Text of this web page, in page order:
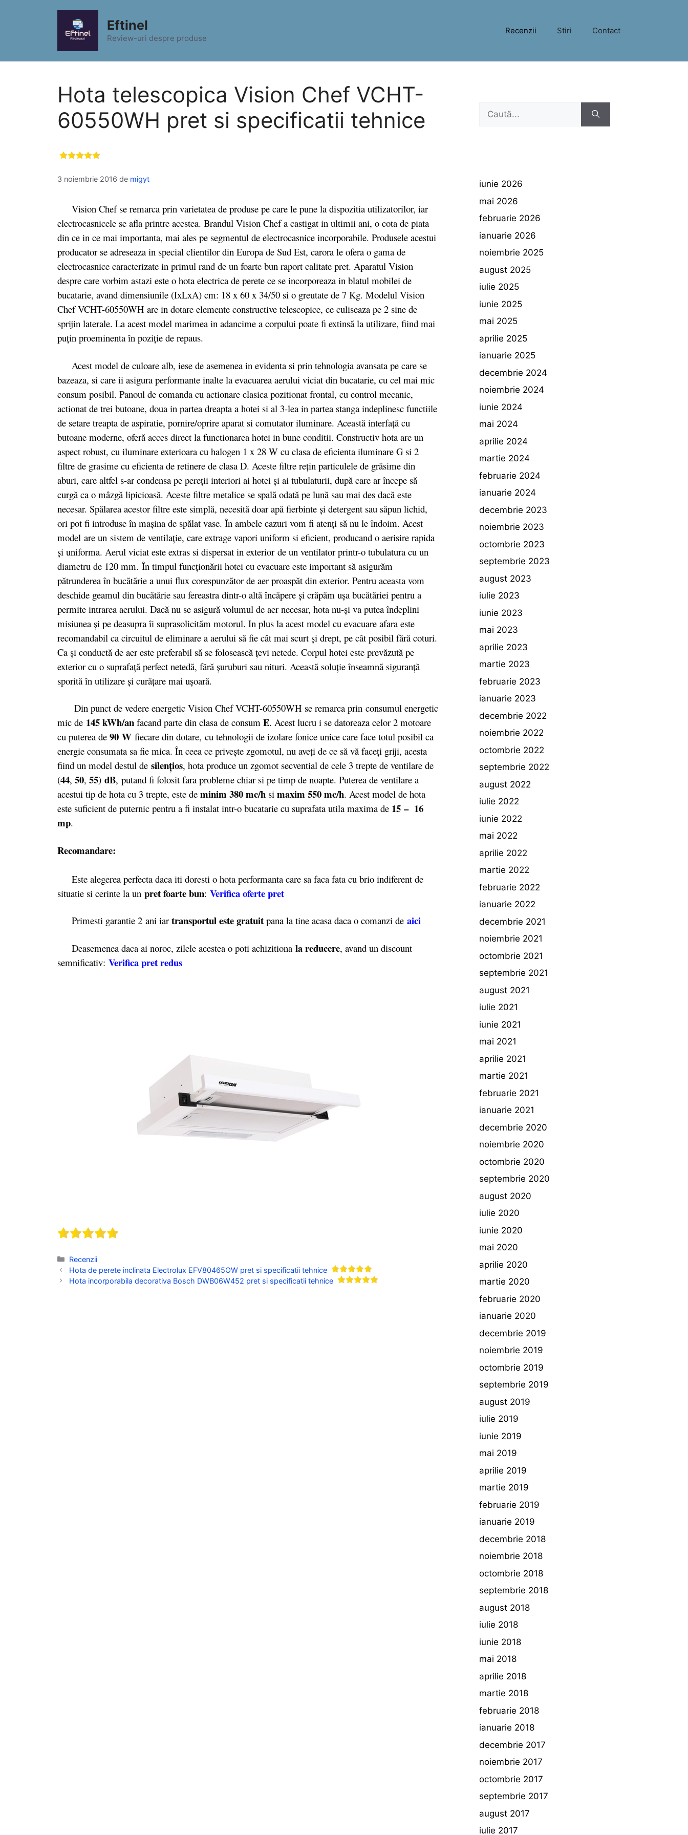
Eftinel
Review-uri despre produse
Recenzii Stiri Contact
Hota telescopica Vision Chef VCHT-
60550WH pret si specificatii tehnice
3 noiembrie 2016 de migyt
Vision Chef se remarca prin varietatea de produse pe care le pune la dispozitia utilizatorilor, iar
electrocasnicele se afla printre acestea. Brandul Vision Chef a castigat in ultimii ani, o cota de piata
din ce in ce mai importanta, mai ales pe segmentul de electrocasnice incorporabile. Produsele acestui
producator se adreseaza in special clientilor din Europa de Sud Est, carora le ofera o gama de
electrocasnice caracterizate in primul rand de un foarte bun raport calitate pret. Aparatul Vision
despre care vorbim astazi este o hota electrica de perete ce se incorporeaza in blatul mobilei de
bucatarie, avand dimensiunile (IxLxA) cm: 18 x 60 x 34/50 si o greutate de 7 Kg. Modelul Vision
Chef VCHT-60550WH are in dotare elemente constructive telescopice, ce culiseaza pe 2 sine de
sprijin laterale. La acest model marimea in adancime a corpului poate fi extinsă la utilizare, fiind mai
puţin proeminenta în poziţie de repaus.
Acest model de culoare alb, iese de asemenea in evidenta si prin tehnologia avansata pe care se
bazeaza, si care ii asigura performante inalte la evacuarea aerului viciat din bucatarie, cu cel mai mic
consum posibil. Panoul de comanda cu actionare clasica pozitionat frontal, cu control mecanic,
actionat de trei butoane, doua in partea dreapta a hotei si al 3-lea in partea stanga indeplinesc functiile
de setare treapta de aspiratie, pornire/oprire aparat si comutator iluminare. Această interfaţă cu
butoane moderne, oferă acces direct la functionarea hotei in bune conditii. Constructiv hota are un
aspect robust, cu iluminare exterioara cu halogen 1 x 28 W cu clasa de eficienta iluminare G si 2
filtre de grasime cu eficienta de retinere de clasa D. Aceste filtre reţin particulele de grăsime din
aburi, care altfel s-ar condensa pe pereţii interiori ai hotei şi ai tubulaturii, după care ar începe să
curgă ca o mâzgă lipicioasă. Aceste filtre metalice se spală odată pe lună sau mai des dacă este
necesar. Spălarea acestor filtre este simplă, necesită doar apă fierbinte şi detergent sau săpun lichid,
ori pot fi introduse în maşina de spălat vase. În ambele cazuri vom fi atenţi să nu le îndoim. Acest
model are un sistem de ventilaţie, care extrage vapori uniform si eficient, producand o aerisire rapida
şi uniforma. Aerul viciat este extras si dispersat in exterior de un ventilator printr-o tubulatura cu un
diametru de 120 mm. În timpul funcţionării hotei cu evacuare este important să asigurăm
pătrunderea în bucătărie a unui flux corespunzător de aer proaspăt din exterior. Pentru aceasta vom
deschide geamul din bucătărie sau fereastra dintr-o altă încăpere şi crăpăm uşa bucătăriei pentru a
permite intrarea aerului. Dacă nu se asigură volumul de aer necesar, hota nu-şi va putea îndeplini
misiunea şi pe deasupra îi suprasolicităm motorul. In plus la acest model cu evacuare afara este
recomandabil ca circuitul de eliminare a aerului să fie cât mai scurt şi drept, pe cât posibil fără coturi.
Ca şi conductă de aer este preferabil să se folosească ţevi netede. Corpul hotei este prevăzută pe
exterior cu o suprafaţă perfect netedă, fără şuruburi sau nituri. Această soluţie înseamnă siguranţă
sporită în utilizare şi curăţare mai uşoară.
Din punct de vedere energetic Vision Chef VCHT-60550WH se remarca prin consumul energetic
mic de 145 kWh/an facand parte din clasa de consum E. Acest lucru i se datoreaza celor 2 motoare
cu puterea de 90 W fiecare din dotare, cu tehnologii de izolare fonice unice care face totul posibil ca
energie consumata sa fie mica. În ceea ce priveşte zgomotul, nu aveţi de ce să vă faceţi griji, acesta
fiind un model destul de silenţios, hota produce un zgomot secvential de cele 3 trepte de ventilare de
(44, 50, 55) dB, putand fi folosit fara probleme chiar si pe timp de noapte. Puterea de ventilare a
acestui tip de hota cu 3 trepte, este de minim 380 mc/h si maxim 550 mc/h. Acest model de hota
este suficient de puternic pentru a fi instalat intr-o bucatarie cu suprafata utila maxima de 15 – 16
mp.
Recomandare:
Este alegerea perfecta daca iti doresti o hota performanta care sa faca fata cu brio indiferent de
situatie si cerinte la un pret foarte bun: Verifica oferte pret
Primesti garantie 2 ani iar transportul este gratuit pana la tine acasa daca o comanzi de aici
Deasemenea daca ai noroc, zilele acestea o poti achizitiona la reducere, avand un discount
semnificativ: Verifica pret redus
Categorii
Recenzii
Hota de perete inclinata Electrolux EFV80465OW pret si specificatii tehnice
Hota incorporabila decorativa Bosch DWB06W452 pret si specificatii tehnice
Caută
iunie 2026
mai 2026
februarie 2026
ianuarie 2026
noiembrie 2025
august 2025
iulie 2025
iunie 2025
mai 2025
aprilie 2025
ianuarie 2025
decembrie 2024
noiembrie 2024
iunie 2024
mai 2024
aprilie 2024
martie 2024
februarie 2024
ianuarie 2024
decembrie 2023
noiembrie 2023
octombrie 2023
septembrie 2023
august 2023
iulie 2023
iunie 2023
mai 2023
aprilie 2023
martie 2023
februarie 2023
ianuarie 2023
decembrie 2022
noiembrie 2022
octombrie 2022
septembrie 2022
august 2022
iulie 2022
iunie 2022
mai 2022
aprilie 2022
martie 2022
februarie 2022
ianuarie 2022
decembrie 2021
noiembrie 2021
octombrie 2021
septembrie 2021
august 2021
iulie 2021
iunie 2021
mai 2021
aprilie 2021
martie 2021
februarie 2021
ianuarie 2021
decembrie 2020
noiembrie 2020
octombrie 2020
septembrie 2020
august 2020
iulie 2020
iunie 2020
mai 2020
aprilie 2020
martie 2020
februarie 2020
ianuarie 2020
decembrie 2019
noiembrie 2019
octombrie 2019
septembrie 2019
august 2019
iulie 2019
iunie 2019
mai 2019
aprilie 2019
martie 2019
februarie 2019
ianuarie 2019
decembrie 2018
noiembrie 2018
octombrie 2018
septembrie 2018
august 2018
iulie 2018
iunie 2018
mai 2018
aprilie 2018
martie 2018
februarie 2018
ianuarie 2018
decembrie 2017
noiembrie 2017
octombrie 2017
septembrie 2017
august 2017
iulie 2017